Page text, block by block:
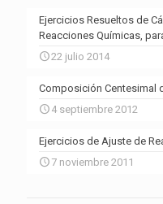
Ejercicios Resueltos de
Reacciones Químicas,
22 julio 2014
Composición Centesimal
4 septiembre 2012
Ejercicios de Ajuste de
7 noviembre 2011